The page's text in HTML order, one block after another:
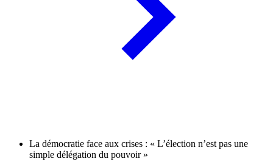
La démocratie face aux crises : « L’élection n’est pas une
simple délégation du pouvoir »